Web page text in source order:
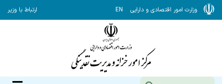
وزارت امور اقتصادی و دارایی EN ارتباط با وزیر